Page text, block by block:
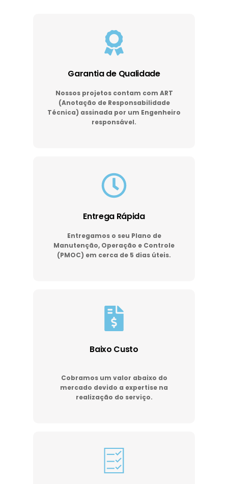
Garantia de Qualidade
Nossos projetos contam com ART
(Anotação de Responsabilidade
Técnica) assinada por um Engenheiro
responsável.
Entrega Rápida
Entregamos o seu Plano de
Manutenção, Operação e Controle
(PMOC) em cerca de 5 dias úteis.
Baixo Custo
Cobramos um valor abaixo do
mercado devido a expertise na
realização do serviço.